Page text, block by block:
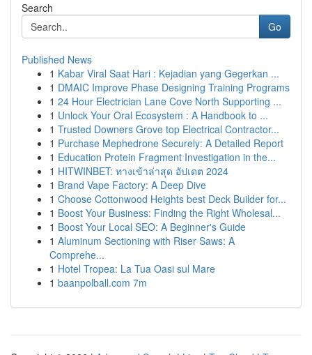
Search
Go
Published News
1 Kabar Viral Saat Hari : Kejadian yang Gegerkan ...
1 DMAIC Improve Phase Designing Training Programs
1 24 Hour Electrician Lane Cove North Supporting ...
1 Unlock Your Oral Ecosystem : A Handbook to ...
1 Trusted Downers Grove top Electrical Contractor...
1 Purchase Mephedrone Securely: A Detailed Report
1 Education Protein Fragment Investigation in the...
1 HITWINBET: ทางเข้าล่าสุด อัปเดต 2024
1 Brand Vape Factory: A Deep Dive
1 Choose Cottonwood Heights best Deck Builder for...
1 Boost Your Business: Finding the Right Wholesal...
1 Boost Your Local SEO: A Beginner's Guide
1 Aluminum Sectioning with Riser Saws: A
Comprehe...
1 Hotel Tropea: La Tua Oasi sul Mare
1 baanpolball.com 7m